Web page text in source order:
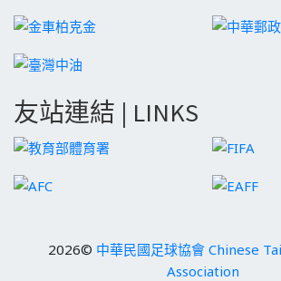
友站連結 | LINKS
2026© 中華民國足球協會 Chinese
Association